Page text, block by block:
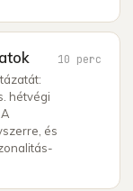
hétvégi
és
10 perc